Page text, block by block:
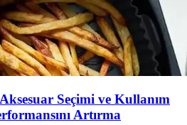
Seçimi ve Kullanım
Artırma